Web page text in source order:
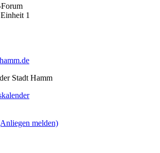
1
Stadt Hamm
melden)